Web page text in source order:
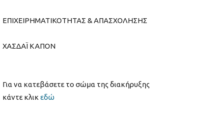
ΕΠΙΧΕΙΡΗΜΑΤΙΚΟΤΗΤΑΣ & ΑΠΑΣΧΟΛΗΣΗΣ
ΧΑΣΔΑΪ ΚΑΠΟΝ
Για να κατεβάσετε το σώμα της διακήρυξης
κάντε κλικ εδώ